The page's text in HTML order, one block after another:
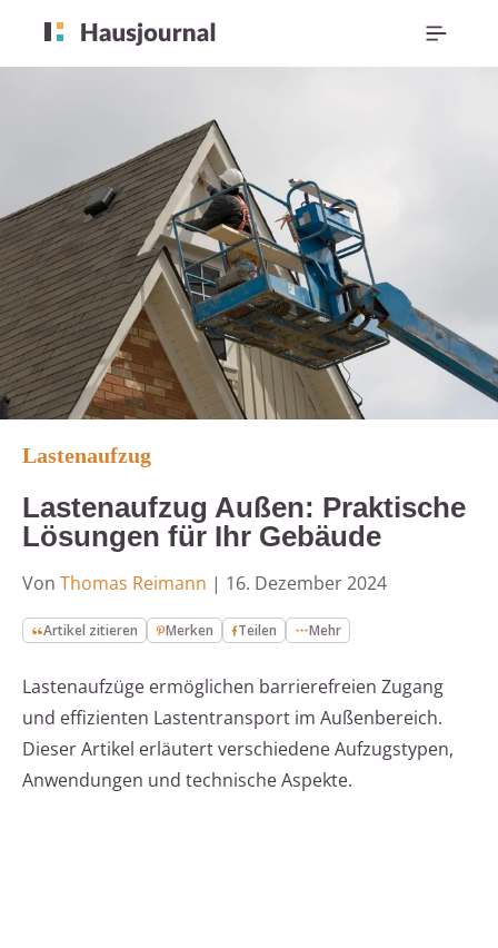
Lastenaufzug
Lastenaufzug Außen: Praktische
Lösungen für Ihr Gebäude
Von Thomas Reimann | 16. Dezember 2024
Artikel zitieren Merken Teilen Mehr
Lastenaufzüge ermöglichen barrierefreien Zugang
und effizienten Lastentransport im Außenbereich.
Dieser Artikel erläutert verschiedene Aufzugstypen,
Anwendungen und technische Aspekte.